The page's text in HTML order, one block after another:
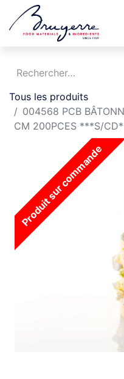
Tous les produits
004568 PCB
CM 200PCES ***S/
Produit sur commande